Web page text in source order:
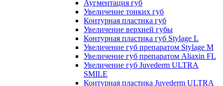
Аугментация губ
Увеличение тонких губ
Контурная пластика губ
Увеличение верхней губы
Контурная пластика губ Stylage L
Увеличение губ препаратом Stylage M
Увеличение губ препаратом Aliaxin FL
Увеличение губ Juvederm ULTRA
SMILE
Контурная пластика Juvederm ULTRA